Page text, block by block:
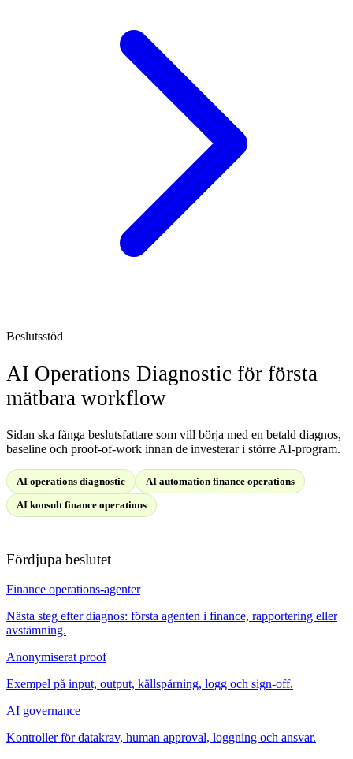
Beslutsstöd
AI Operations Diagnostic för första
mätbara workflow
Sidan ska fånga beslutsfattare som vill börja med en betald diagnos,
baseline och proof-of-work innan de investerar i större AI-program.
AI operations diagnostic AI automation finance operations
AI konsult finance operations
Fördjupa beslutet
Finance operations-agenter
Nästa steg efter diagnos: första agenten i finance, rapportering eller
avstämning.
Anonymiserat proof
Exempel på input, output, källspårning, logg och sign-off.
AI governance
Kontroller för datakrav, human approval, loggning och ansvar.